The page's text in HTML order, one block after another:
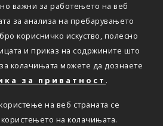
важни за работењето на веб
за анализа на пребарувањето
корисничко искуство, полесно
и приказ на содржините што
колачињата можете да дознаете
за приватност .
на веб страната се
користењето на колачињата.